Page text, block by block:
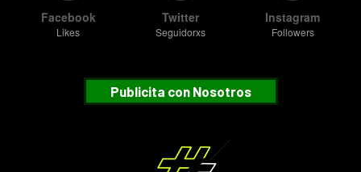
Facebook
Likes
Twitter
Seguidorxs
Instagram
Followers
Publicita con Nosotros